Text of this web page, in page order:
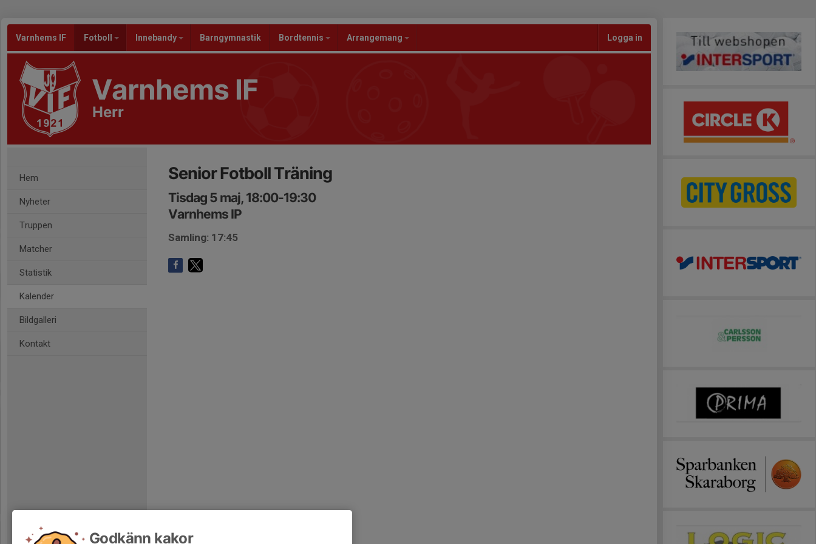
Varnhems IF Fotboll Innebandy Barngymnastik Bordtennis Arrangemang Logga in
Varnhems IF
Herr
Hem
Nyheter
Truppen
Matcher
Statistik
Kalender
Bildgalleri
Kontakt
Senior Fotboll Träning
Tisdag 5 maj, 18:00-19:30
Varnhems IP
Samling: 17:45
Godkänn kakor